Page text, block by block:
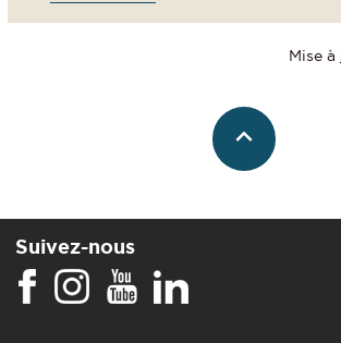
Mise
Suivez-nous